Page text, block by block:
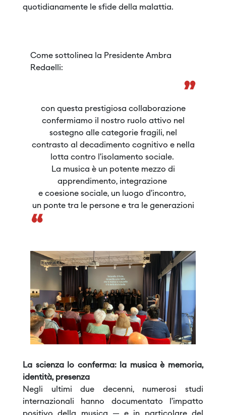
quotidianamente le sfide della malattia.
Come sottolinea la Presidente Ambra
Redaelli:
”
con questa prestigiosa collaborazione
confermiamo il nostro ruolo attivo nel
sostegno alle categorie fragili, nel
contrasto al decadimento cognitivo e nella
lotta contro l’isolamento sociale.
La musica è un potente mezzo di
apprendimento, integrazione
e coesione sociale, un luogo d’incontro,
un ponte tra le persone e tra le generazioni
“
La scienza lo conferma: la musica è memoria,
identità, presenza
Negli ultimi due decenni, numerosi studi
internazionali hanno documentato l’impatto